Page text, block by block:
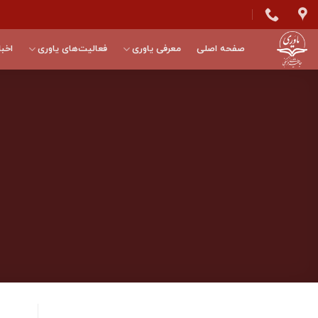
Skip
to
content
صفحه اصلی معرفی یاوری فعالیت‌های یاوری